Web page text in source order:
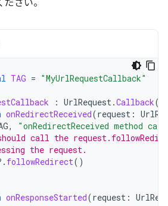
さい。
TAG = "MyUrlRequestCallback"
: UrlRequest.Callback()
onRedirectReceived(request :
,
"onRedirectReceived method
call the
the request.
followRedirect()
onResponseStarted(request :